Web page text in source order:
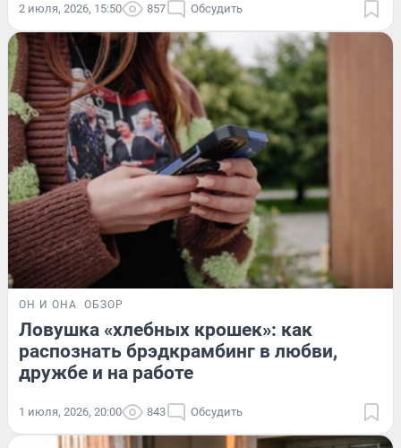
2 июля, 2026, 15:50 857 Обсудить
ОН И ОНА ОБЗОР
Ловушка «хлебных крошек»: как
распознать брэдкрамбинг в любви,
дружбе и на работе
1 июля, 2026, 20:00 843 Обсудить